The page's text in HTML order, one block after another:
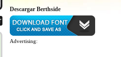
Descargar Berthside
Advertising: